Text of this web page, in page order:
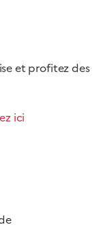
et profitez des
ici